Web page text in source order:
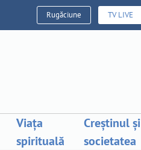
Rugăciune TV LIVE
Viața
spirituală
Creștinul și
societatea